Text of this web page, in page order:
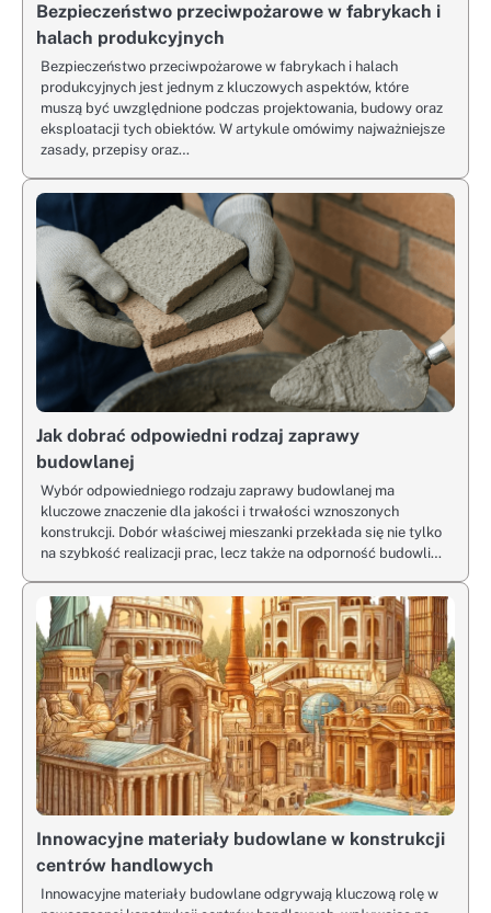
Bezpieczeństwo przeciwpożarowe w fabrykach i
halach produkcyjnych
Bezpieczeństwo przeciwpożarowe w fabrykach i halach
produkcyjnych jest jednym z kluczowych aspektów, które
muszą być uwzględnione podczas projektowania, budowy oraz
eksploatacji tych obiektów. W artykule omówimy najważniejsze
zasady, przepisy oraz…
Jak dobrać odpowiedni rodzaj zaprawy
budowlanej
Wybór odpowiedniego rodzaju zaprawy budowlanej ma
kluczowe znaczenie dla jakości i trwałości wznoszonych
konstrukcji. Dobór właściwej mieszanki przekłada się nie tylko
na szybkość realizacji prac, lecz także na odporność budowli…
Innowacyjne materiały budowlane w konstrukcji
centrów handlowych
Innowacyjne materiały budowlane odgrywają kluczową rolę w